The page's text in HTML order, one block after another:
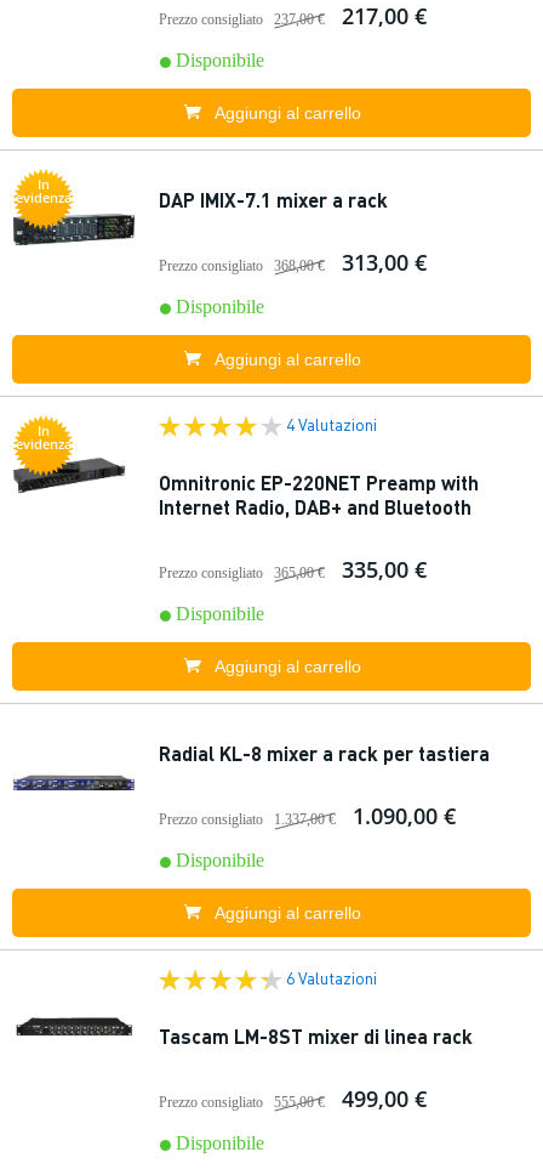
Prezzo consigliato 237,00 € 217,00 €
Disponibile
Aggiungi al carrello
In
evidenza DAP IMIX-7.1 mixer a rack
Prezzo consigliato 368,00 € 313,00 €
Disponibile
Aggiungi al carrello
In
evidenza
4 Valutazioni
Omnitronic EP-220NET Preamp with
Internet Radio, DAB+ and Bluetooth
Prezzo consigliato 365,00 € 335,00 €
Disponibile
Aggiungi al carrello
Radial KL-8 mixer a rack per tastiera
Prezzo consigliato 1.337,00 € 1.090,00 €
Disponibile
Aggiungi al carrello
6 Valutazioni
Tascam LM-8ST mixer di linea rack
Prezzo consigliato 555,00 € 499,00 €
Disponibile